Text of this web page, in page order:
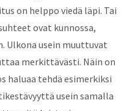
on helppo viedä läpi. Tai
ovat kunnossa,
Ulkona usein muuttuvat
merkittävästi. Näin on
haluaa tehdä esimerkiksi
usein samalla